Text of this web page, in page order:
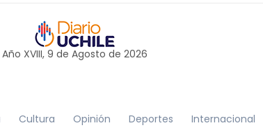
Año XVIII, 9 de Agosto de 2026
Cultura Opinión Deportes Internacional